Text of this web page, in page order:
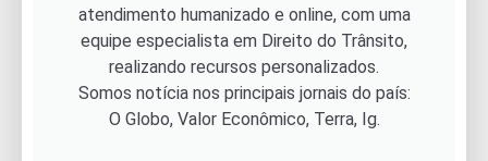
atendimento humanizado e online, com uma
equipe especialista em Direito do Trânsito,
realizando recursos personalizados.
Somos notícia nos principais jornais do país:
O Globo, Valor Econômico, Terra, Ig.